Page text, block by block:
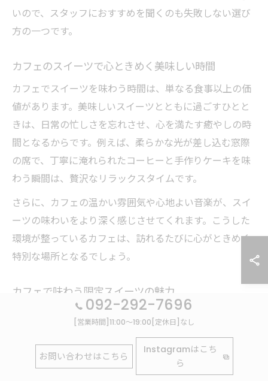
いので、スタッフにおすすめを聞くのも失敗しない選び
方の一つです。
カフェのスイーツで心ときめく美味しい時間
カフェでスイーツを味わう時間は、単なる食事以上の価
値があります。美味しいスイーツとともに過ごすひとと
きは、日常の忙しさを忘れさせ、心を満たす癒やしの時
間となるからです。例えば、柔らかな光が差し込む窓際
の席で、丁寧に淹れられたコーヒーと手作りケーキを味
わう瞬間は、贅沢なリラックスタイムです。
さらに、カフェの温かい雰囲気や心地よい音楽が、スイ
ーツの味わいをより深く感じさせてくれます。こうした
環境が整っているカフェは、訪れるたびに心がときめく
特別な場所となるでしょう。
カフェで味わう限定スイーツの魅力
限定スイーツはそのカフェでしか味わえない特別な魅力
は、希少性が高く、訪れる楽しみが増すため、カフェ選
びの大きなポイントです。例えば、春の桜をイメージし
092-292-7696
[営業時間]11:00～19:00[定休日]なし
お問い合わせはこちら
Instagramはこち
ら